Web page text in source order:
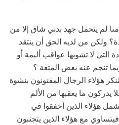
لم يتحمل جهد بدني شاق إلا من
ولكن من لديه الحق أن ينتقد
لا تشوبها عواقب أليمة أو
تنجم عنه بعض المتعة ؟
هؤلاء الرجال المفتونون بنشوة
يدركون ما يعقبها من الألم
هؤلاء الذين أخفقوا في
مع هؤلاء الذين يتجنبون